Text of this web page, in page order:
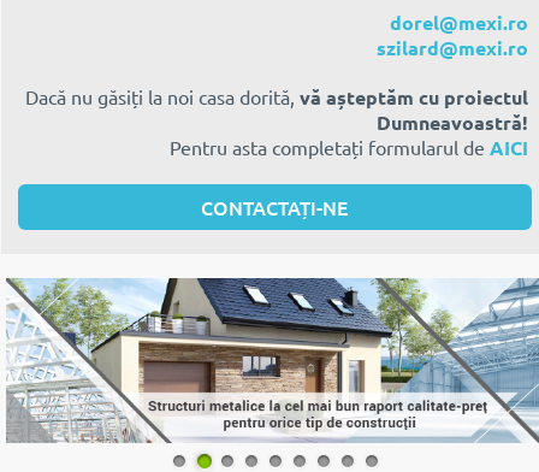
dorel@mexi.ro
szilard@mexi.ro
Dacă nu găsiți la noi casa dorită, vă așteptăm cu proiectul
Dumneavoastră!
Pentru asta completați formularul de AICI
CONTACTAȚI-NE
1 2 3 4 5 6 7 8 9